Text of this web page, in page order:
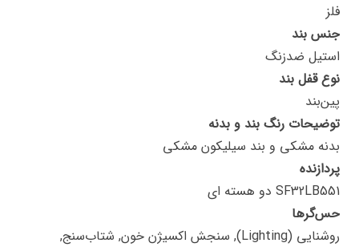
فلز
جنس بند
استیل ضدزنگ
نوع قفل بند
پین‌بند
توضیحات رنگ بند و بدنه
بدنه مشکی و بند سیلیکون مشکی
پردازنده
SF32LB551 دو هسته ای
حس‌گرها
روشنایی (Lighting), سنجش اکسیژن خون, شتاب‌سنج,